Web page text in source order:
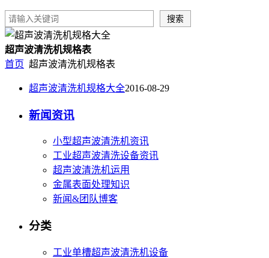
超声波清洗机规格表
首页 超声波清洗机规格表
超声波清洗机规格大全2016-08-29
新闻资讯
小型超声波清洗机资讯
工业超声波清洗设备资讯
超声波清洗机运用
金属表面处理知识
新闻&团队博客
分类
工业单槽超声波清洗机设备